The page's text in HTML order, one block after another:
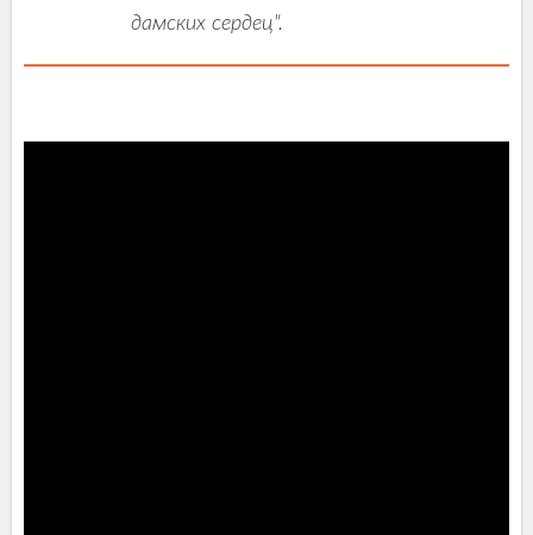
дамских сердец".